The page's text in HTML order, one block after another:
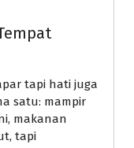
tapi hati juga
satu: mampir
makanan
tapi